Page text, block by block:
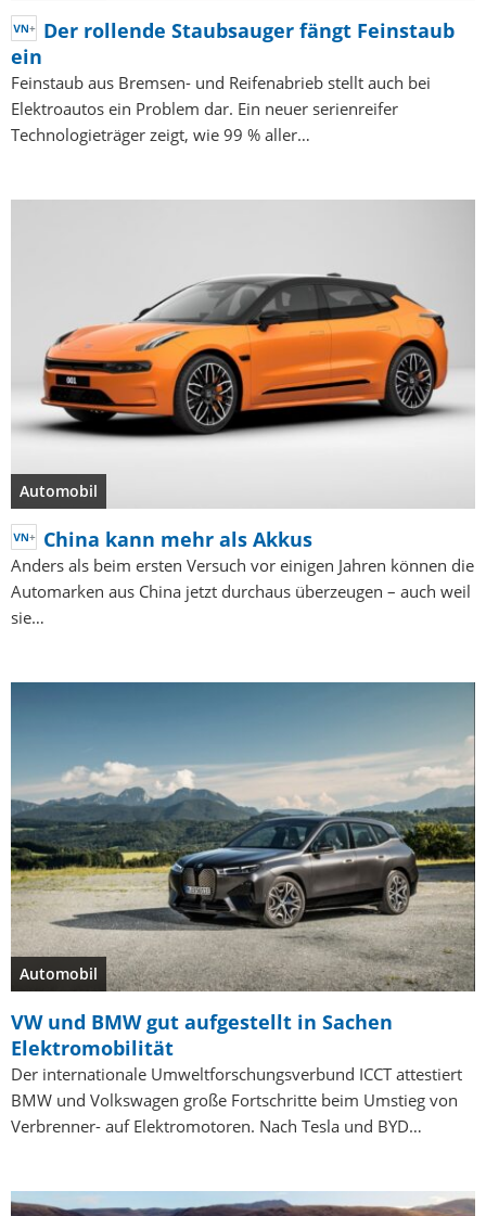
Der rollende Staubsauger fängt Feinstaub
ein
Feinstaub aus Bremsen- und Reifenabrieb stellt auch bei
Elektroautos ein Problem dar. Ein neuer serienreifer
Technologieträger zeigt, wie 99 % aller…
Automobil
China kann mehr als Akkus
Anders als beim ersten Versuch vor einigen Jahren können die
Automarken aus China jetzt durchaus überzeugen – auch weil
sie…
Automobil
VW und BMW gut aufgestellt in Sachen
Elektromobilität
Der internationale Umweltforschungsverbund ICCT attestiert
BMW und Volkswagen große Fortschritte beim Umstieg von
Verbrenner- auf Elektromotoren. Nach Tesla und BYD…